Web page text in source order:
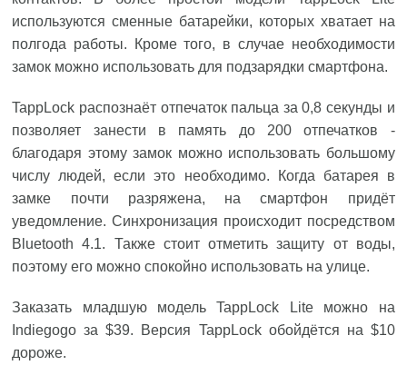
используются сменные батарейки, которых хватает на
полгода работы. Кроме того, в случае необходимости
замок можно использовать для подзарядки смартфона.
TappLock распознаёт отпечаток пальца за 0,8 секунды и
позволяет занести в память до 200 отпечатков -
благодаря этому замок можно использовать большому
числу людей, если это необходимо. Когда батарея в
замке почти разряжена, на смартфон придёт
уведомление. Синхронизация происходит посредством
Bluetooth 4.1. Также стоит отметить защиту от воды,
поэтому его можно спокойно использовать на улице.
Заказать младшую модель TappLock Lite можно на
Indiegogo за $39. Версия TappLock обойдётся на $10
дороже.